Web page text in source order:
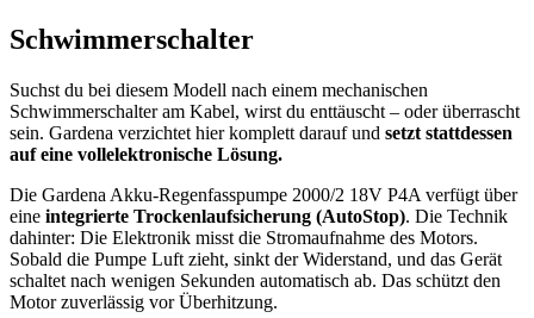
Schwimmerschalter
Suchst du bei diesem Modell nach einem mechanischen
Schwimmerschalter am Kabel, wirst du enttäuscht – oder überrascht
sein. Gardena verzichtet hier komplett darauf und setzt stattdessen
auf eine vollelektronische Lösung.
Die Gardena Akku-Regenfasspumpe 2000/2 18V P4A verfügt über
eine integrierte Trockenlaufsicherung (AutoStop). Die Technik
dahinter: Die Elektronik misst die Stromaufnahme des Motors.
Sobald die Pumpe Luft zieht, sinkt der Widerstand, und das Gerät
schaltet nach wenigen Sekunden automatisch ab. Das schützt den
Motor zuverlässig vor Überhitzung.